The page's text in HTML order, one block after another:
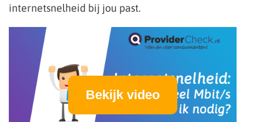
internetsnelheid bij jou past.
Bekijk video